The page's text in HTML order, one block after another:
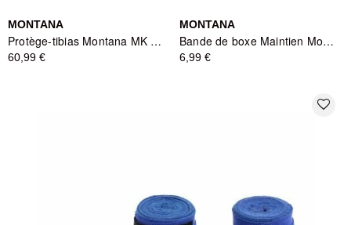
MONTANA
Protège-tibias Montana MK PROTECT Absorb Identity - Noir et Rouge
60,99 €
MONTANA
Bande de boxe Maintien Montana MBB3250 Jaune
6,99 €
favorite_border